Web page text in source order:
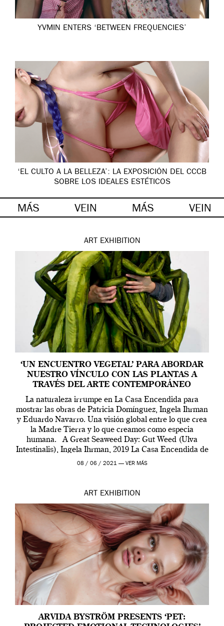
YVMIN ENTERS ‘BETWEEN FREQUENCIES’
‘EL CULTO A LA BELLEZA’: LA EXPOSICIÓN DEL CCCB
SOBRE LOS IDEALES ESTÉTICOS
MÁS VEIN MÁS VEIN
ART EXHIBITION
‘UN ENCUENTRO VEGETAL’ PARA ABORDAR
NUESTRO VÍNCULO CON LAS PLANTAS A
TRAVÉS DEL ARTE CONTEMPORÁNEO
La naturaleza irrumpe en La Casa Encendida para
mostrar las obras de Patricia Domínguez, Ingela Ihrman
y Eduardo Navarro. Una visión global entre lo que crea
la Madre Tierra y lo que creamos como especia
humana. A Great Seaweed Day: Gut Weed (Ulva
Intestinalis), Ingela Ihrman, 2019 La Casa Encendida de
Madrid y la Wellcome […]
08 / 06 / 2021 — VER MÁS
ART EXHIBITION
ARVIDA BYSTRÖM PRESENTS ‘PET: